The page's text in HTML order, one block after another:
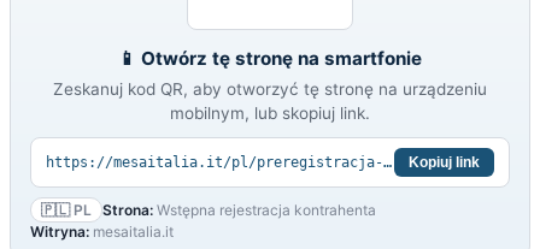
📱 Otwórz tę stronę na smartfonie
Zeskanuj kod QR, aby otworzyć tę stronę na urządzeniu
mobilnym, lub skopiuj link.
https://mesaitalia.it/pl/preregistracja-kontrahenta/ Kopiuj link
🇵🇱 PL Strona: Wstępna rejestracja kontrahenta
Witryna: mesaitalia.it